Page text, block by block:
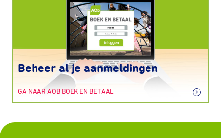
Beheer al je aanmeldingen
GA NAAR AOB BOEK EN BETAAL